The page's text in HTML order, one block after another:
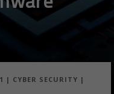
| CYBER SECURITY |